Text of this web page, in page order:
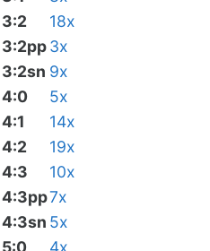
3:2
18x
3:2pp3x
3:2sn 9x
4:0
5x
4:1
14x
4:2
19x
4:3
10x
4:3pp7x
4:3sn 5x
5:0
4x